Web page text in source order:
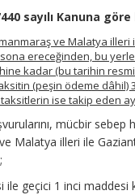
sayılı Kanuna
ve Malatya
ereceğinden, bu
kadar (bu tarihin
(peşin ödeme
ise takip eden
mücbir
Malatya illeri ile
ile geçici 1 inci maddesi